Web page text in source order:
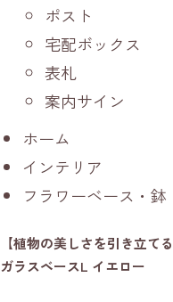
ポスト
宅配ボックス
表札
案内サイン
ホーム
インテリア
フラワーベース・鉢
【植物の美しさを引き立て
ガラスベースL イエロー